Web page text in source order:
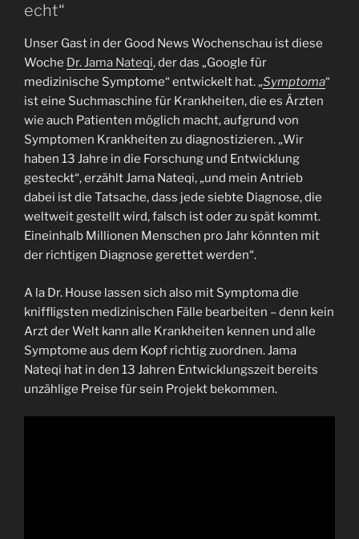
echt“
Unser Gast in der Good News Wochenschau ist diese
Woche Dr. Jama Nateqi, der das „Google für
medizinische Symptome“ entwickelt hat. „Symptoma“
ist eine Suchmaschine für Krankheiten, die es Ärzten
wie auch Patienten möglich macht, aufgrund von
Symptomen Krankheiten zu diagnostizieren. „Wir
haben 13 Jahre in die Forschung und Entwicklung
gesteckt“, erzählt Jama Nateqi, „und mein Antrieb
dabei ist die Tatsache, dass jede siebte Diagnose, die
weltweit gestellt wird, falsch ist oder zu spät kommt.
Eineinhalb Millionen Menschen pro Jahr könnten mit
der richtigen Diagnose gerettet werden“.
A la Dr. House lassen sich also mit Symptoma die
kniffligsten medizinischen Fälle bearbeiten – denn kein
Arzt der Welt kann alle Krankheiten kennen und alle
Symptome aus dem Kopf richtig zuordnen. Jama
Nateqi hat in den 13 Jahren Entwicklungszeit bereits
unzählige Preise für sein Projekt bekommen.